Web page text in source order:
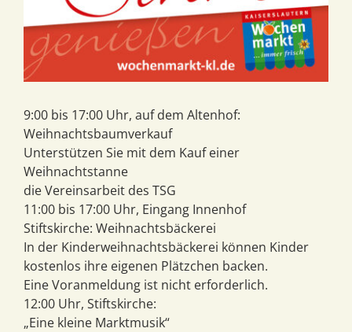
9:00 bis 17:00 Uhr, auf dem Altenhof:
Weihnachtsbaumverkauf
Unterstützen Sie mit dem Kauf einer
Weihnachtstanne
die Vereinsarbeit des TSG
11:00 bis 17:00 Uhr, Eingang Innenhof
Stiftskirche: Weihnachtsbäckerei
In der Kinderweihnachtsbäckerei können Kinder
kostenlos ihre eigenen Plätzchen backen.
Eine Voranmeldung ist nicht erforderlich.
12:00 Uhr, Stiftskirche:
„Eine kleine Marktmusik“